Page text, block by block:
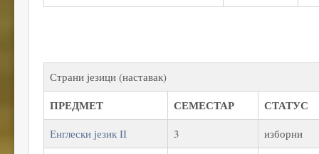
Страни језици (наставак)
ПРЕДМЕТ СЕМЕСТАР СТАТУС
Енглески језик II 3
изборни